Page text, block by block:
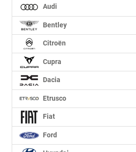
Audi
Bentley
Citroën
Cupra
Dacia
Etrusco
Fiat
Ford